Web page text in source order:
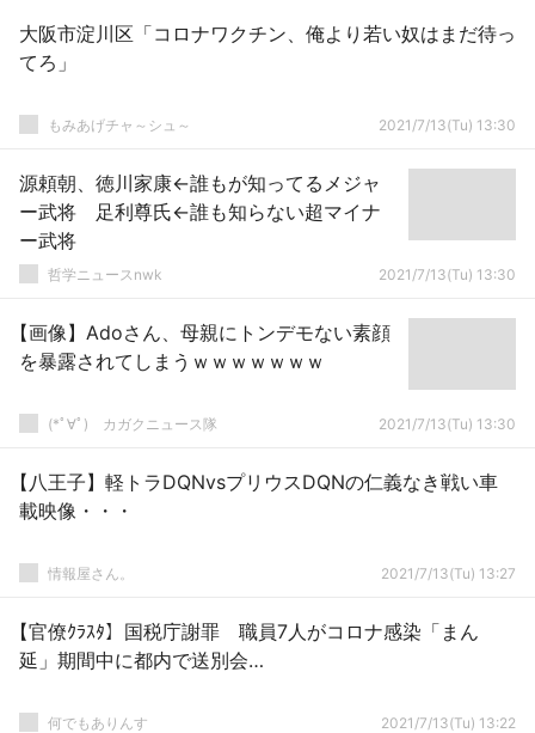
大阪市淀川区「コロナワクチン、俺より若い奴はまだ待っ
てろ」
もみあげチャ～シュ～ 2021/7/13(Tu) 13:30
源頼朝、徳川家康←誰もが知ってるメジャ
ー武将 足利尊氏←誰も知らない超マイナ
ー武将
哲学ニュースnwk 2021/7/13(Tu) 13:30
【画像】Adoさん、母親にトンデモない素顔
を暴露されてしまうｗｗｗｗｗｗｗ
(*ﾟ∀ﾟ)ゞカガクニュース隊 2021/7/13(Tu) 13:30
【八王子】軽トラDQNvsプリウスDQNの仁義なき戦い車
載映像・・・
情報屋さん。 2021/7/13(Tu) 13:27
【官僚ｸﾗｽﾀ】国税庁謝罪 職員7人がコロナ感染「まん
延」期間中に都内で送別会…
何でもありんす 2021/7/13(Tu) 13:22